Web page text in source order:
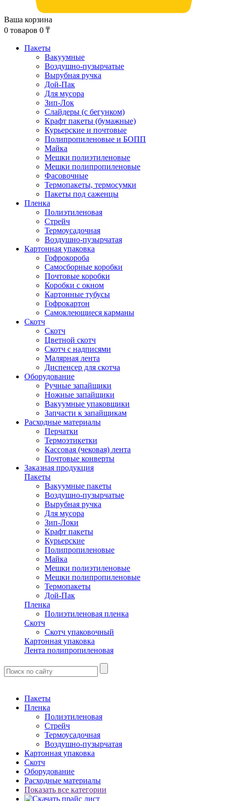
Ваша корзина
0 товаров 0 ₸
Пакеты
Вакуумные
Воздушно-пузырчатые
Вырубная ручка
Дой-Пак
Для мусора
Зип-Лок
Слайдеры (с бегунком)
Крафт пакеты (бумажные)
Курьерские и почтовые
Полипропиленовые и БОПП
Майка
Мешки полиэтиленовые
Мешки полипропиленовые
Фасовочные
Термопакеты, термосумки
Пакеты под саженцы
Пленка
Полиэтиленовая
Стрейч
Термоусадочная
Воздушно-пузырчатая
Картонная упаковка
Гофрокороба
Самосборные коробки
Почтовые коробки
Коробки с окном
Картонные тубусы
Гофрокартон
Самоклеющиеся карманы
Скотч
Скотч
Цветной скотч
Скотч с надписями
Малярная лента
Диспенсер для скотча
Оборудование
Ручные запайщики
Ножные запайщики
Вакуумные упаковщики
Запчасти к запайщикам
Расходные материалы
Перчатки
Термоэтикетки
Кассовая (чековая) лента
Почтовые конверты
Заказная продукция
Пакеты
Вакуумные пакеты
Воздушно-пузырчатые
Вырубная ручка
Для мусора
Зип-Локи
Крафт пакеты
Курьерские
Полипропиленовые
Майка
Мешки полиэтиленовые
Мешки полипропиленовые
Термопакеты
Дой-Пак
Пленка
Полиэтиленовая пленка
Скотч
Скотч упаковочный
Картонная упаковка
Лента полипропиленовая
Пакеты
Пленка
Полиэтиленовая
Стрейч
Термоусадочная
Воздушно-пузырчатая
Картонная упаковка
Скотч
Оборудование
Расходные материалы
Показать все категории